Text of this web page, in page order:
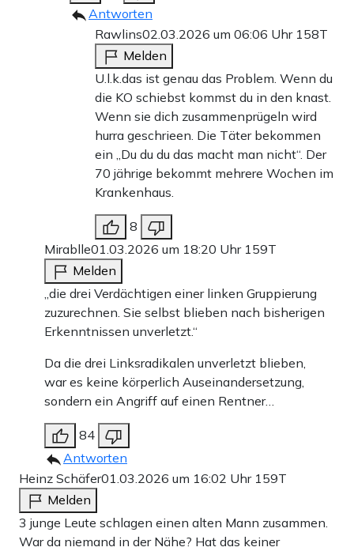
Antworten
Rawlins02.03.2026 um 06:06 Uhr 158T
Melden
U.l.k.das ist genau das Problem. Wenn du
die KO schiebst kommst du in den knast.
Wenn sie dich zusammenprügeln wird
hurra geschrieen. Die Täter bekommen
ein „Du du du das macht man nicht“. Der
70 jährige bekommt mehrere Wochen im
Krankenhaus.
8
Mirablle01.03.2026 um 18:20 Uhr 159T
Melden
„die drei Verdächtigen einer linken Gruppierung
zuzurechnen. Sie selbst blieben nach bisherigen
Erkenntnissen unverletzt.“
Da die drei Linksradikalen unverletzt blieben,
war es keine körperlich Auseinandersetzung,
sondern ein Angriff auf einen Rentner…
84
Antworten
Heinz Schäfer01.03.2026 um 16:02 Uhr 159T
Melden
3 junge Leute schlagen einen alten Mann zusammen.
War da niemand in der Nähe? Hat das keiner